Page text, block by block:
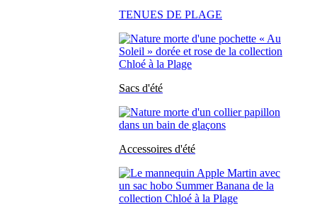
TENUES DE PLAGE
Sacs d'été
Accessoires d'été